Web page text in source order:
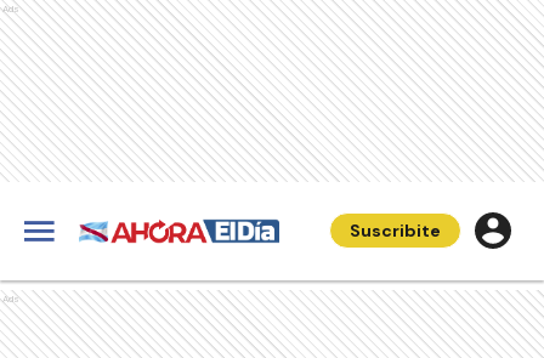
Ads
Suscribite
Ads